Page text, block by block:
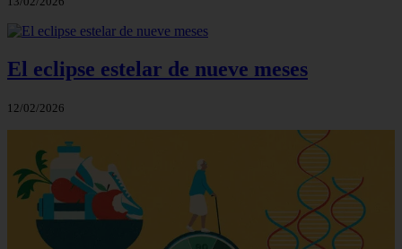
El eclipse estelar de nueve meses
12/02/2026